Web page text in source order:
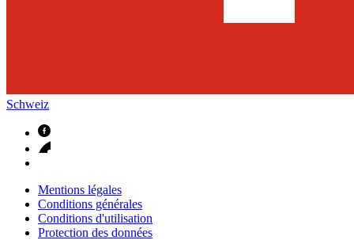
Schweiz
Mentions légales
Conditions générales
Conditions d'utilisation
Protection des données